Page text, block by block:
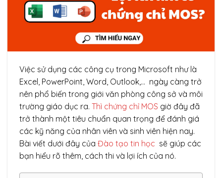
Việc sử dụng các công cụ trong Microsoft như là
Excel, PowerPoint, Word, Outlook,… ngày càng trở
nên phổ biến trong giới văn phòng công sở và môi
trường giáo dục ra. Thì chứng chỉ MOS giờ đây đã
trở thành một tiêu chuẩn quan trọng để đánh giá
các kỹ năng của nhân viên và sinh viên hiện nay.
Bài viết dưới đây của Đào tạo tin học sẽ giúp các
bạn hiểu rõ thêm, cách thi và lợi ích của nó.